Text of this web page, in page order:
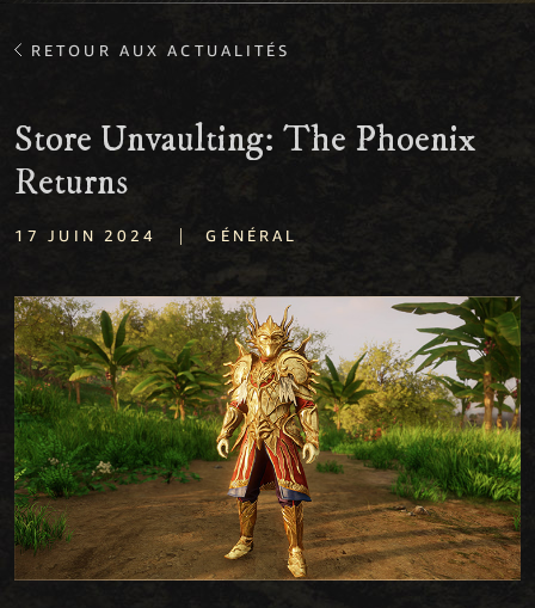
RETOUR AUX ACTUALITÉS
Store Unvaulting: The Phoenix
Returns
17 JUIN 2024 | GÉNÉRAL